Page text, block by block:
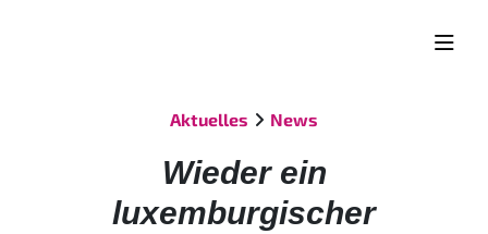
Aktuelles News
Wieder ein
luxemburgischer